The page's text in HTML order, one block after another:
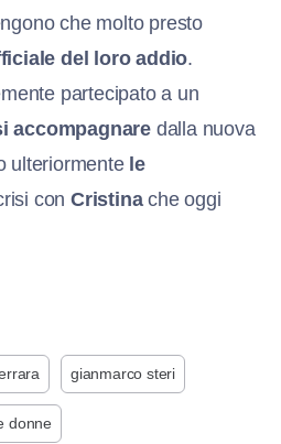
che molto presto
del loro addio.
partecipato a un
accompagnare dalla nuova
ulteriormente le
conCristinache oggi
gianmarco steri
donne